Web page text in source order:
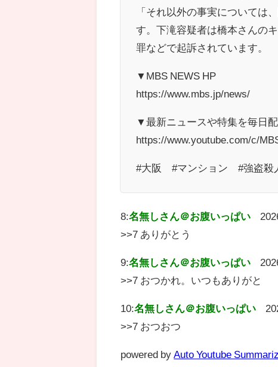
「それ以外の事実については
す。下滝容疑者は橋本さんの
罪などで起訴されています。
▼MBS NEWS HP
https://www.mbs.jp/news/
▼最新ニュースや特集を毎日
https://www.youtube.com/c/
#大阪 #マンション #強盗
8:名無しさん＠お腹いっぱい
>>7 ありがとう
9:名無しさん＠お腹いっぱい
>>7 おつかれ。いつもありがと
10:名無しさん＠お腹いっぱい
>>7 おつおつ
powered by Auto Youtube